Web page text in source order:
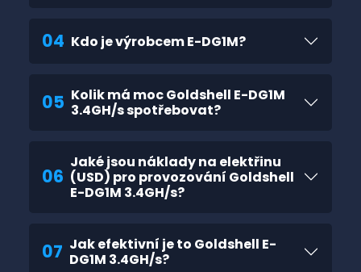
04 Kdo je výrobcem E-DG1M?
05 Kolik má moc Goldshell E-DG1M
3.4GH/s spotřebovat?
06
Jaké jsou náklady na elektřinu
(USD) pro provozování Goldshell
E-DG1M 3.4GH/s?
07 Jak efektivní je to Goldshell E-
DG1M 3.4GH/s?